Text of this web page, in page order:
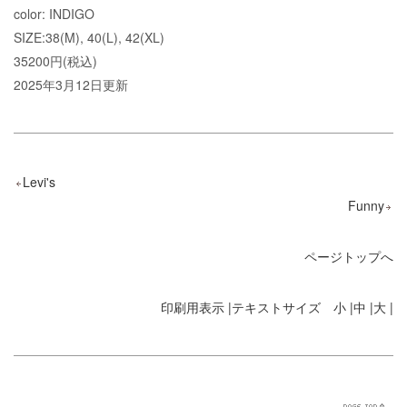
color: INDIGO
SIZE:38(M), 40(L), 42(XL)
35200円(税込)
2025年3月12日更新
Levi's
Funny
ページトップへ
印刷用表示 |テキストサイズ 小 |中 |大 |